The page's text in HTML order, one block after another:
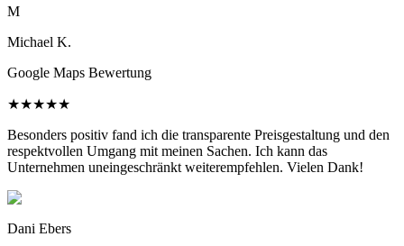
M
Michael K.
Google Maps Bewertung
★★★★★
Besonders positiv fand ich die transparente Preisgestaltung und den
respektvollen Umgang mit meinen Sachen. Ich kann das
Unternehmen uneingeschränkt weiterempfehlen. Vielen Dank!
Dani Ebers